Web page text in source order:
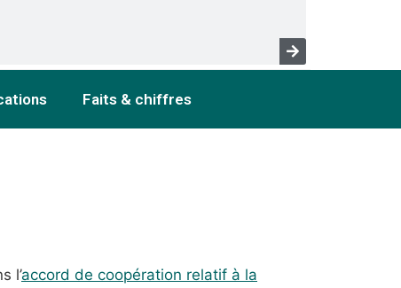
Faits & chiffres
l’accord de coopération relatif à la